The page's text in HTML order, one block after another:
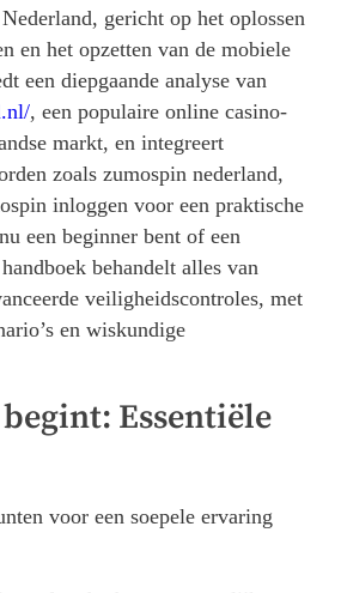
gericht op het oplossen
en het opzetten van de mobiele
een diepgaande analyse van
, een populaire online casino-
markt, en integreert
zoals zumospin nederland,
inloggen voor een praktische
een beginner bent of een
behandelt alles van
veiligheidscontroles, met
en wiskundige
Essentiële
voor een soepele ervaring